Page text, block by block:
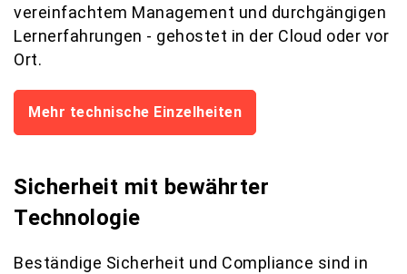
vereinfachtem Management und durchgängigen
Lernerfahrungen - gehostet in der Cloud oder vor
Ort.
Mehr technische Einzelheiten
Sicherheit mit bewährter
Technologie
Beständige Sicherheit und Compliance sind in